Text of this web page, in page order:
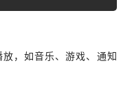
，如音乐、游戏、通知